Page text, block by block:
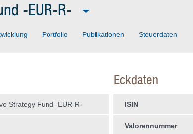
-EUR-R-
Portfolio Publikationen Steuerdaten
Strategy Fund -EUR-R-
Eckdaten
ISIN
Valorennummer